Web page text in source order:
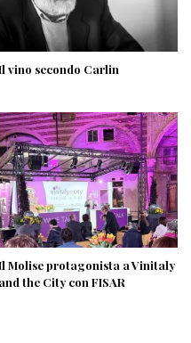
vino secondo Carlin
Molise protagonista a Vinitaly
and the City con FISAR